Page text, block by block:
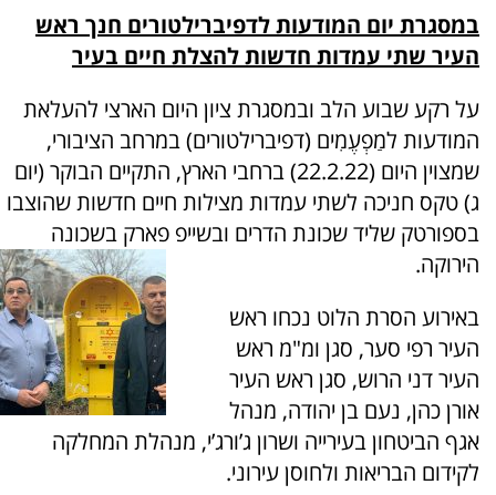
במסגרת יום המודעות לדפיברילטורים חנך ראש
העיר שתי עמדות חדשות להצלת חיים בעיר
על רקע שבוע הלב ובמסגרת ציון היום הארצי להעלאת
המודעות למַפְעֶמִים (דפיברילטורים) במרחב הציבורי,
שמצוין היום (22.2.22) ברחבי הארץ, התקיים הבוקר (יום
ג) טקס חניכה לשתי עמדות מצילות חיים חדשות שהוצבו
בספורטק שליד שכונת הדרים ובשייפ פארק בשכונה
הירוקה.
באירוע הסרת הלוט נכחו ראש
העיר רפי סער, סגן ומ"מ ראש
העיר דני הרוש, סגן ראש העיר
אורן כהן, נעם בן יהודה, מנהל
אגף הביטחון בעירייה ושרון ג’ורג’י, מנהלת המחלקה
לקידום הבריאות ולחוסן עירוני.